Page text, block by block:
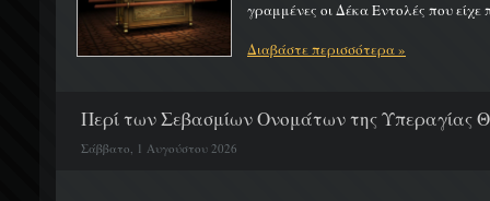
γραμμένες οι Δέκα Εντολές που είχε
Διαβάστε περισσότερα »
Περί των Σεβασμίων Ονομάτων της Υπεραγίας
Σάββατο, 1 Αυγούστου 2026